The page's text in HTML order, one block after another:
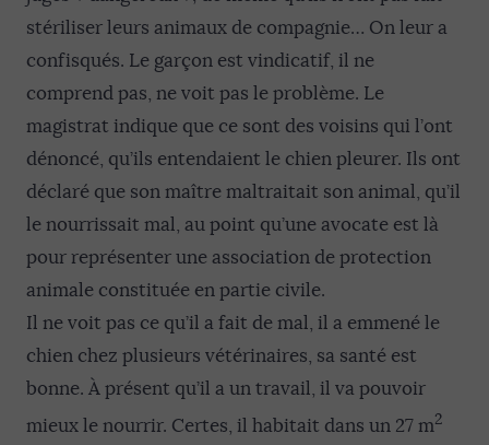
stériliser leurs animaux de compagnie… On leur a
confisqués. Le garçon est vindicatif, il ne
comprend pas, ne voit pas le problème. Le
magistrat indique que ce sont des voisins qui l’ont
dénoncé, qu’ils entendaient le chien pleurer. Ils ont
déclaré que son maître maltraitait son animal, qu’il
le nourrissait mal, au point qu’une avocate est là
pour représenter une association de protection
animale constituée en partie civile.
Il ne voit pas ce qu’il a fait de mal, il a emmené le
chien chez plusieurs vétérinaires, sa santé est
bonne. À présent qu’il a un travail, il va pouvoir
mieux le nourrir. Certes, il habitait dans un 27 m2